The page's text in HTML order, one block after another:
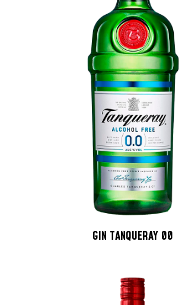
GIN TANQUERAY 00